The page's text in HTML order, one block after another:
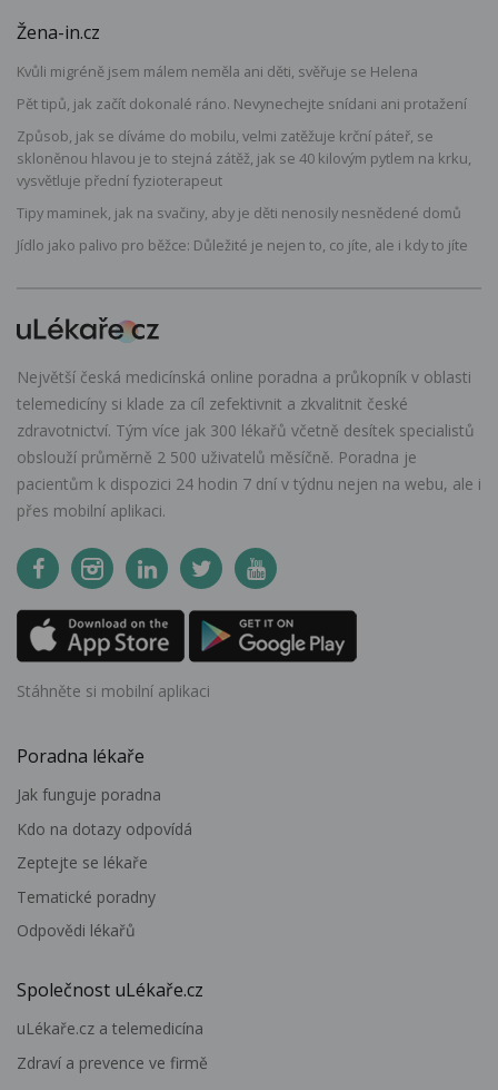
Žena-in.cz
Kvůli migréně jsem málem neměla ani děti, svěřuje se Helena
Pět tipů, jak začít dokonalé ráno. Nevynechejte snídani ani protažení
Způsob, jak se díváme do mobilu, velmi zatěžuje krční páteř, se
skloněnou hlavou je to stejná zátěž, jak se 40 kilovým pytlem na krku,
vysvětluje přední fyzioterapeut
Tipy maminek, jak na svačiny, aby je děti nenosily nesnědené domů
Jídlo jako palivo pro běžce: Důležité je nejen to, co jíte, ale i kdy to jíte
Největší česká medicínská online poradna a průkopník v oblasti
telemedicíny si klade za cíl zefektivnit a zkvalitnit české
zdravotnictví. Tým více jak 300 lékařů včetně desítek specialistů
obslouží průměrně 2 500 uživatelů měsíčně. Poradna je
pacientům k dispozici 24 hodin 7 dní v týdnu nejen na webu, ale i
přes mobilní aplikaci.
Stáhněte si mobilní aplikaci
Poradna lékaře
Jak funguje poradna
Kdo na dotazy odpovídá
Zeptejte se lékaře
Tematické poradny
Odpovědi lékařů
Společnost uLékaře.cz
uLékaře.cz a telemedicína
Zdraví a prevence ve firmě